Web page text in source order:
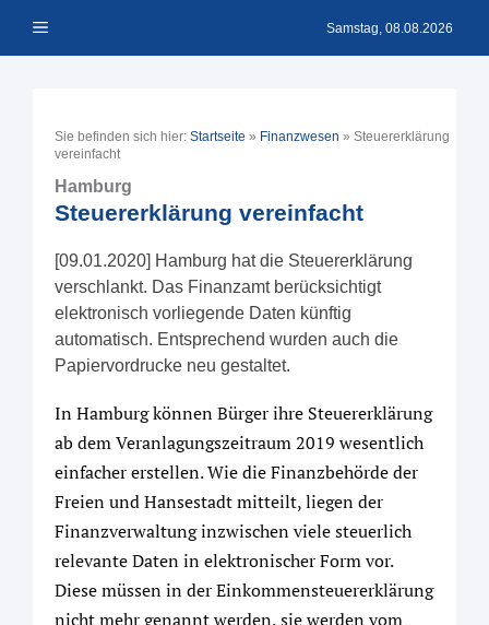
Inhalt Menü Samstag, 08.08.2026
Sie befinden sich hier: Startseite » Finanzwesen » Steuererklärung
vereinfacht
Hamburg
Steuererklärung vereinfacht
[09.01.2020] Hamburg hat die Steuererklärung
verschlankt. Das Finanzamt berücksichtigt
elektronisch vorliegende Daten künftig
automatisch. Entsprechend wurden auch die
Papiervordrucke neu gestaltet.
In Hamburg können Bürger ihre Steuererklärung
ab dem Veranlagungszeitraum 2019 wesentlich
einfacher erstellen. Wie die Finanzbehörde der
Freien und Hansestadt mitteilt, liegen der
Finanzverwaltung inzwischen viele steuerlich
relevante Daten in elektronischer Form vor.
Diese müssen in der Einkommensteuererklärung
nicht mehr genannt werden, sie werden vom